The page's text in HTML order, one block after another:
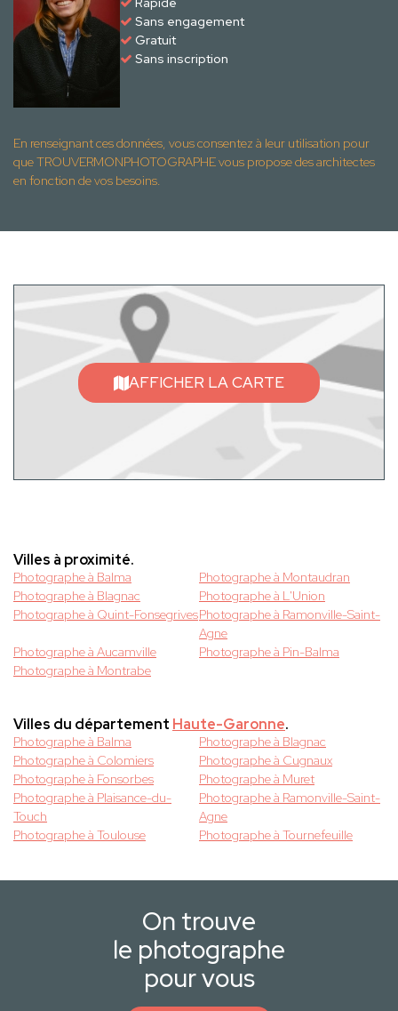
Sans engagement
Gratuit
Sans inscription
En renseignant ces données, vous consentez à leur utilisation pour
que TROUVERMONPHOTOGRAPHE vous propose des architectes
en fonction de vos besoins.
AFFICHER LA CARTE
Villes à proximité.
Photographe à Balma
Photographe à Montaudran
Photographe à Blagnac
Photographe à L'Union
Photographe à Quint-FonsegrivesPhotographe à Ramonville-Saint-
Agne
Photographe à Aucamville
Photographe à Pin-Balma
Photographe à Montrabe
Villes du département Haute-Garonne.
Photographe à Balma
Photographe à Blagnac
Photographe à Colomiers
Photographe à Cugnaux
Photographe à Fonsorbes
Photographe à Muret
Photographe à Plaisance-du-
Touch
Photographe à Ramonville-Saint-
Agne
Photographe à Toulouse
Photographe à Tournefeuille
On trouve
le photographe
pour vous